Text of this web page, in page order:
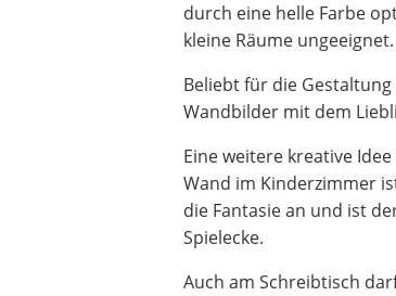
durch eine helle Farbe
kleine Räume ungeeignet.
Beliebt für die
Wandbilder mit dem
Eine weitere kreative
Wand im Kinderzimmer
die Fantasie an und ist
Spielecke.
Auch am Schreibtisch